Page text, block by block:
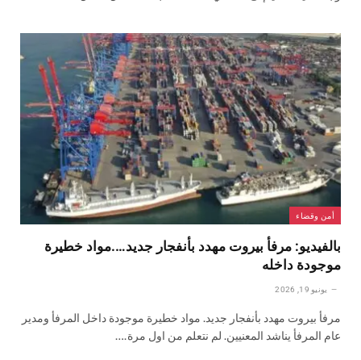
أمن وقضاء
بالفيديو: مرفأ بيروت مهدد بأنفجار جديد….مواد خطيرة
موجودة داخله
يونيو 19, 2026
مرفأ بيروت مهدد بأنفجار جديد. مواد خطيرة موجودة داخل المرفأ ومدير
عام المرفأ يناشد المعنيين. لم نتعلم من اول مرة.…